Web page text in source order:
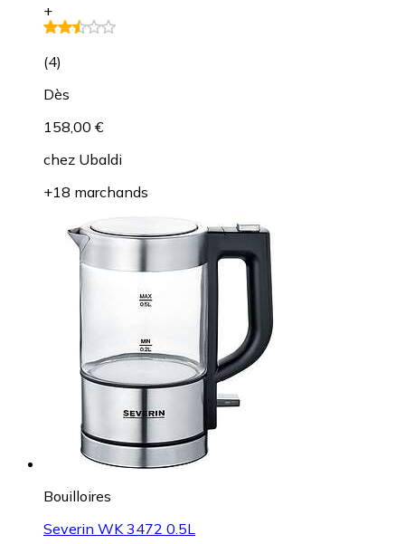
+
(4)
Dès
158,00 €
chez Ubaldi
+18 marchands
Bouilloires
Severin WK 3472 0.5L